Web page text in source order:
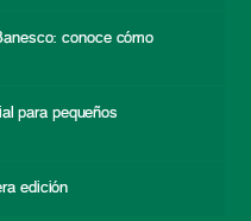
conoce cómo
para pequeños
edición